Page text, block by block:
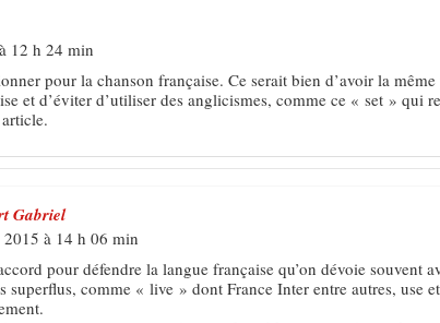
12 h 24 min
pour la chanson française. Ce serait bien d’avoir la même
et d’éviter d’utiliser des anglicismes, comme ce « set » qui
Gabriel
2015 à 14 h 06 min
pour défendre la langue française qu’on dévoie souvent
superflus, comme « live » dont France Inter entre autres, use et